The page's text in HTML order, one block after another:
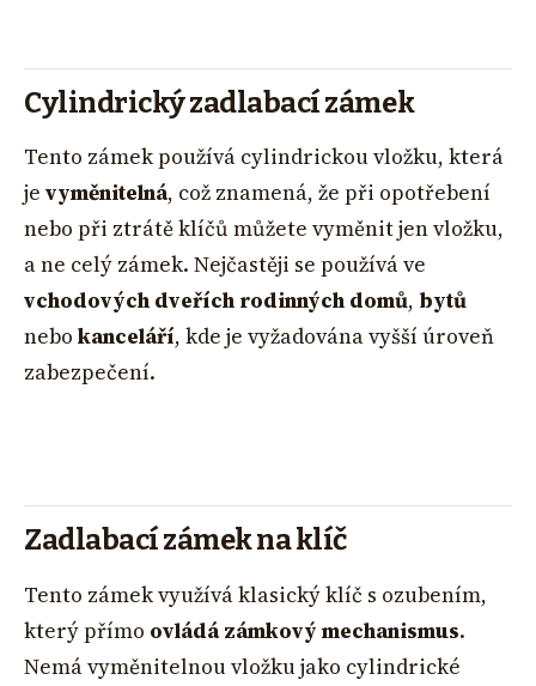
Cylindrický zadlabací zámek
Tento zámek používá cylindrickou vložku, která
je vyměnitelná, což znamená, že při opotřebení
nebo při ztrátě klíčů můžete vyměnit jen vložku,
a ne celý zámek. Nejčastěji se používá ve
vchodových dveřích rodinných domů, bytů
nebo kanceláří, kde je vyžadována vyšší úroveň
zabezpečení.
Zadlabací zámek na klíč
Tento zámek využívá klasický klíč s ozubením,
který přímo ovládá zámkový mechanismus.
Nemá vyměnitelnou vložku jako cylindrické